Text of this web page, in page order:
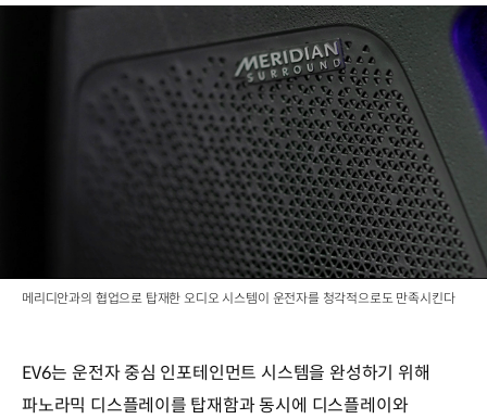
메리디안과의 협업으로 탑재한 오디오 시스템이 운전자를 청각적으로도 만족시킨다
EV6는 운전자 중심 인포테인먼트 시스템을 완성하기 위해
파노라믹 디스플레이를 탑재함과 동시에 디스플레이와